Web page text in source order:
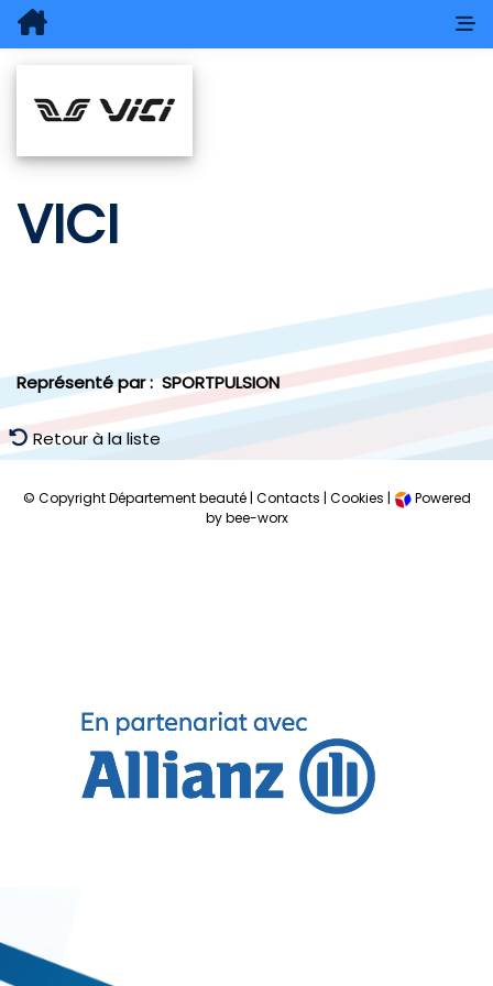
VICI
Représenté par :SPORTPULSION
Retour à la liste
© Copyright Département beauté | Contacts | Cookies |
Powered
by bee-worx